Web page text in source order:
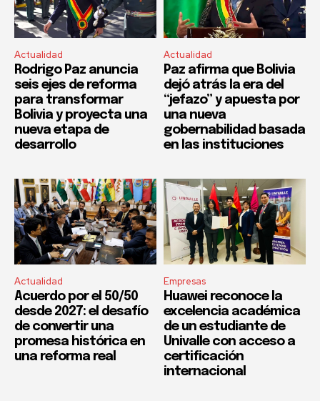
Actualidad
Rodrigo Paz anuncia
seis ejes de reforma
para transformar
Bolivia y proyecta una
nueva etapa de
desarrollo
Actualidad
Paz afirma que Bolivia
dejó atrás la era del
“jefazo” y apuesta por
una nueva
gobernabilidad basada
en las instituciones
Actualidad
Acuerdo por el 50/50
desde 2027: el desafío
de convertir una
promesa histórica en
una reforma real
Empresas
Huawei reconoce la
excelencia académica
de un estudiante de
Univalle con acceso a
certificación
internacional